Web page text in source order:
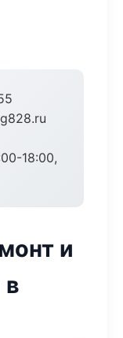
18:00,
и
в